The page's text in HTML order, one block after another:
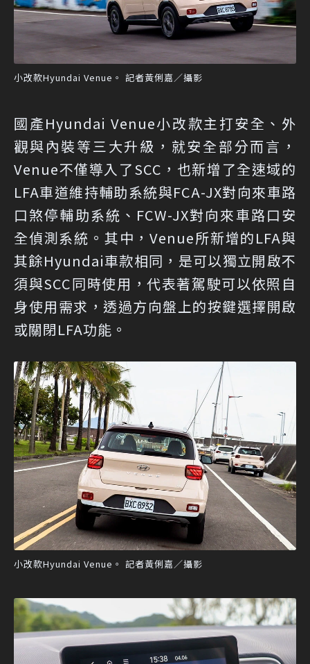
小改款Hyundai Venue。 記者黃俐嘉／攝影
國產Hyundai Venue小改款主打安全、外
觀與內裝等三大升級，就安全部分而言，
Venue不僅導入了SCC，也新增了全速域的
LFA車道維持輔助系統與FCA-JX對向來車路
口煞停輔助系統、FCW-JX對向來車路口安
全偵測系統。其中，Venue所新增的LFA與
其餘Hyundai車款相同，是可以獨立開啟不
須與SCC同時使用，代表著駕駛可以依照自
身使用需求，透過方向盤上的按鍵選擇開啟
或關閉LFA功能。
小改款Hyundai Venue。 記者黃俐嘉／攝影